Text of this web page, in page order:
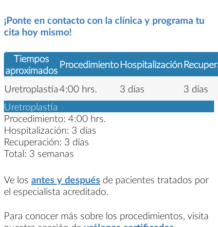
¡Ponte en contacto con la clínica y programa tu
cita hoy mismo!
Tiempos
aproximados ProcedimientoHospitalización
Uretroplastía4:00 hrs. 3 días
3 días
Uretroplastía
Procedimiento: 4:00 hrs.
Hospitalización: 3 días
Recuperación: 3 días
Total: 3 semanas
Ve los antes y después de pacientes tratados por
el especialista acreditado.
Para conocer más sobre los procedimientos, visita